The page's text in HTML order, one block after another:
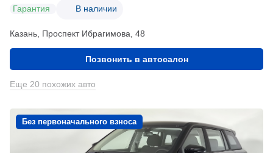
Гарантия В наличии
Казань, Проспект Ибрагимова, 48
Позвонить в автосалон
Еще 20 похожих авто
Без первоначального взноса